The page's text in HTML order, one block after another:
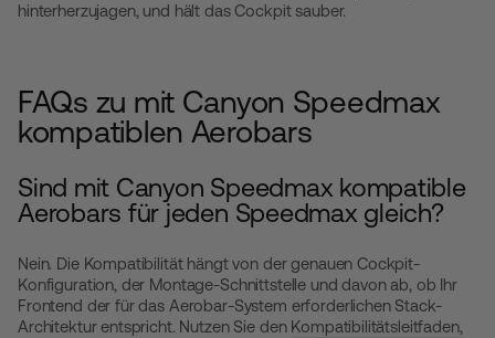
hinterherzujagen, und hält das Cockpit sauber.
FAQs zu mit Canyon Speedmax
kompatiblen Aerobars
Sind mit Canyon Speedmax kompatible
Aerobars für jeden Speedmax gleich?
Nein. Die Kompatibilität hängt von der genauen Cockpit-
Konfiguration, der Montage-Schnittstelle und davon ab, ob Ihr
Frontend der für das Aerobar-System erforderlichen Stack-
Architektur entspricht. Nutzen Sie den Kompatibilitätsleitfaden,